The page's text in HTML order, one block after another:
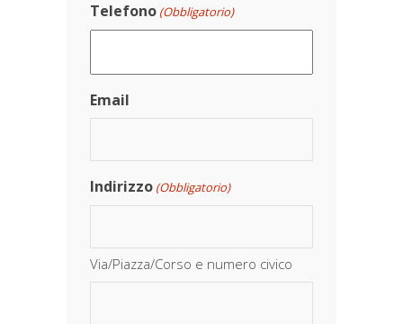
Telefono (Obbligatorio)
Email
Indirizzo (Obbligatorio)
Via/Piazza/Corso e numero civico